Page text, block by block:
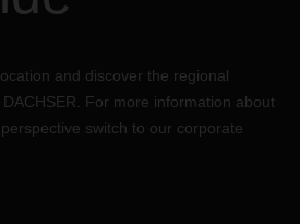
and discover the regional
For more information about
switch to our corporate